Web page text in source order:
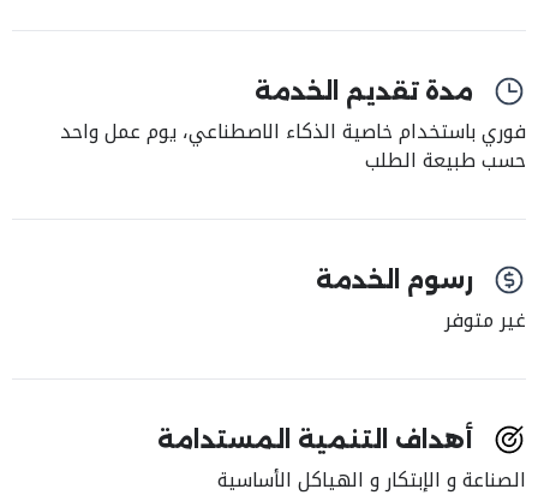
مدة تقديم الخدمة
فوري باستخدام خاصية الذكاء الاصطناعي، يوم عمل واحد
حسب طبيعة الطلب
رسوم الخدمة
غير متوفر
أهداف التنمية المستدامة
الصناعة و الإبتكار و الهياكل الأساسية